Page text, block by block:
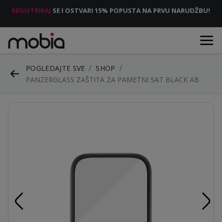
REGISTRIRAJ SE I OSTVARI 15% POPUSTA NA PRVU NARUDŽBU!
POGLEDAJTE SVE
SHOP
PANZERGLASS ZAŠTITA ZA PAMETNI SAT BLACK AB